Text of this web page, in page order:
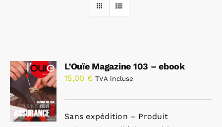
Annonces emploi
L’Ouïe Magazine 103 – ebook
15,00 € TVA incluse
Sans expédition – Produit